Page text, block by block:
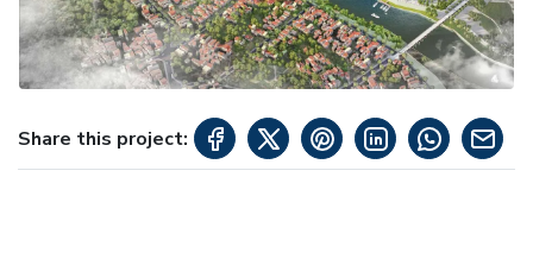
Share this project: